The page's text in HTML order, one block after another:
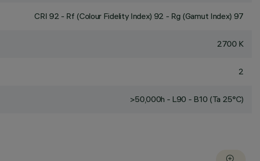
CRI 92 - Rf (Colour Fidelity Index) 92 - Rg (Gamut Index) 97
2700 K
2
>50,000h - L90 - B10 (Ta 25°C)